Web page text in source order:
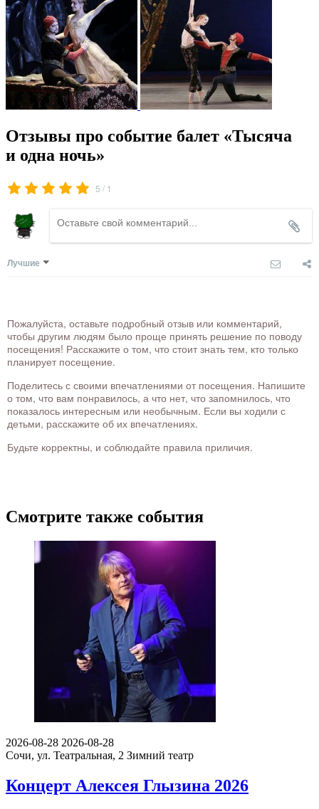
Отзывы про событие балет «Тысяча
и одна ночь»
5 / 1
Лучшие
Пожалуйста, оставьте подробный отзыв или комментарий,
чтобы другим людям было проще принять решение по поводу
посещения! Расскажите о том, что стоит знать тем, кто только
планирует посещение.
Поделитесь с своими впечатлениями от посещения. Напишите
о том, что вам понравилось, а что нет, что запомнилось, что
показалось интересным или необычным. Если вы ходили с
детьми, расскажите об их впечатлениях.
Будьте корректны, и соблюдайте правила приличия.
Смотрите также события
2026-08-28 2026-08-28
Сочи, ул. Театральная, 2 Зимний театр
Концерт Алексея Глызина 2026